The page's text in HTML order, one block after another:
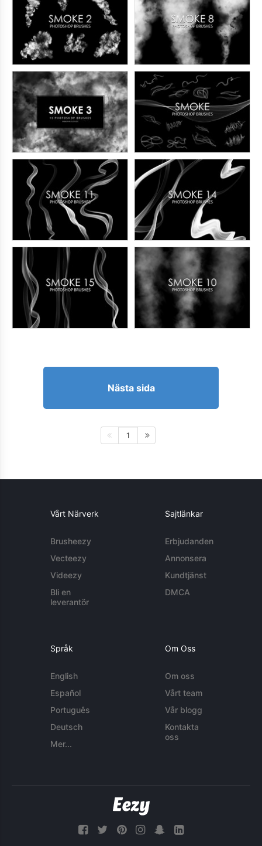
Nästa sida
1
Vårt Närverk
Brusheezy
Vecteezy
Videezy
Bli en
leverantör
Sajtlänkar
Erbjudanden
Annonsera
Kundtjänst
DMCA
Språk
English
Español
Português
Deutsch
Mer...
Om Oss
Om oss
Vårt team
Vår blogg
Kontakta
oss